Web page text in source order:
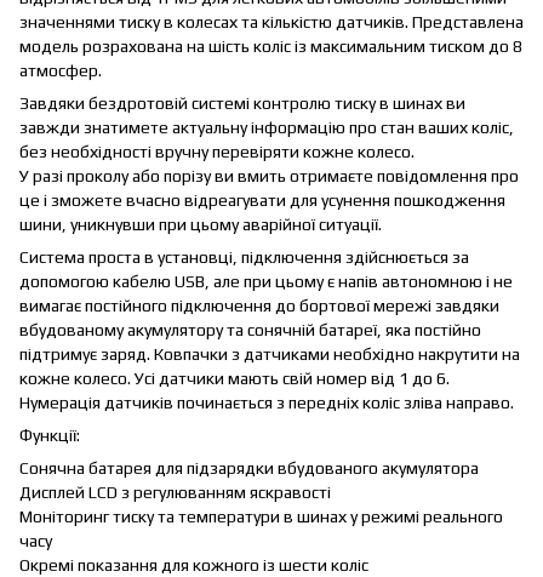
значеннями тиску в колесах та кількістю датчиків. Представлена
​​модель розрахована на шість коліс із максимальним тиском до 8
атмосфер.
Завдяки бездротовій системі контролю тиску в шинах ви
завжди знатимете актуальну інформацію про стан ваших коліс,
без необхідності вручну перевіряти кожне колесо.
У разі проколу або порізу ви вмить отримаєте повідомлення про
це і зможете вчасно відреагувати для усунення пошкодження
шини, уникнувши при цьому аварійної ситуації.
Система проста в установці, підключення здійснюється за
допомогою кабелю USB, але при цьому є напів автономною і не
вимагає постійного підключення до бортової мережі завдяки
вбудованому акумулятору та сонячній батареї, яка постійно
підтримує заряд. Ковпачки з датчиками необхідно накрутити на
кожне колесо. Усі датчики мають свій номер від 1 до 6.
Нумерація датчиків починається з передніх коліс зліва направо.
Функції:
Сонячна батарея для підзарядки вбудованого акумулятора
Дисплей LCD з регулюванням яскравості
Моніторинг тиску та температури в шинах у режимі реального
часу
Окремі показання для кожного із шести коліс